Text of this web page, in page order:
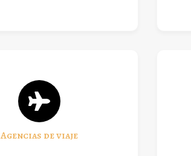
Agencias de viaje